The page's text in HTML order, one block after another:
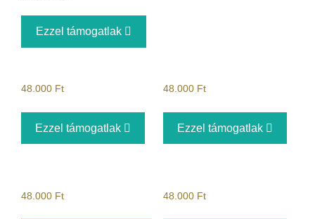
Ezzel támogatlak
48.000 Ft
Ezzel támogatlak
48.000 Ft
Ezzel támogatlak
48.000 Ft 48.000 Ft